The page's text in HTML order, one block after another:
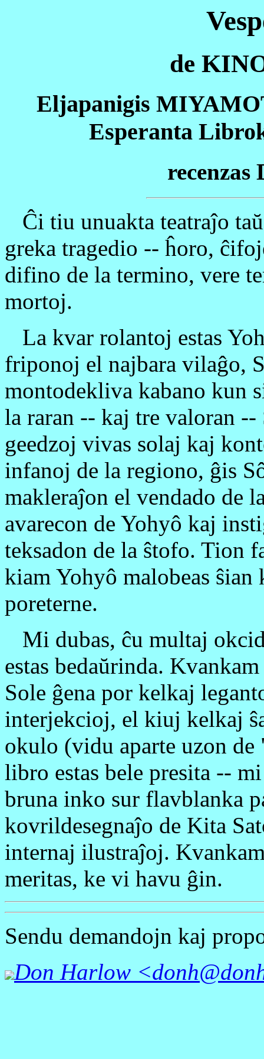
de
Eljapanigis
Esperanta
Ĉi tiu unuakta teatraĵo
greka tragedio -- ĥoro,
difino de la termino, vere
mortoj.
La kvar rolantoj estas
friponoj el najbara vilaĝo,
montodekliva kabano kun
la raran -- kaj tre valoran
geedzoj vivas solaj kaj
infanoj de la regiono, ĝis
makleraĵon el vendado de
avarecon de Yohyô kaj
teksadon de la ŝtofo. Tion
kiam Yohyô malobeas
poreterne.
Mi dubas, ĉu multaj
estas bedaŭrinda.
Sole ĝena por kelkaj
interjekcioj, el kiuj kelkaj
okulo (vidu aparte uzon
libro estas bele presita --
bruna inko sur flavblanka
kovrildesegnaĵo de Kita
internaj ilustraĵoj.
meritas, ke vi havu ĝin.
Sendu demandojn kaj
Don Harlow